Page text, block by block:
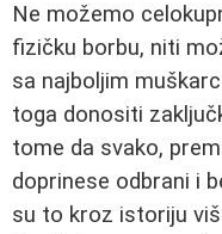
Ne možemo
fizičku borbu, niti
sa najboljim
toga donositi
tome da svako,
doprinese odbrani i
su to kroz istoriju